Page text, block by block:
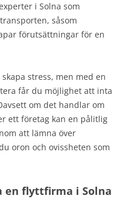
i Solna som
såsom
förutsättningar för en
stress, men med en
får du möjlighet att inta
om det handlar om
ett företag kan en pålitlig
att lämna över
oron och ovissheten som
en flyttfirma i Solna